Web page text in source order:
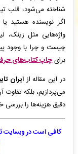
م ستاری : سفارش خلاصه
ایران تایپیست. شعبه انقلاب
بررسی خواهد شد. -( شنبه ۰۵/۰۵/۱۷ ۱۶:۴۸:۴۳)
یونس امین زاده : سفارش
گردید. -
( شنبه ۰۵/۰۵/۱۷ ۱۶:۴۸:۳۱)
شناخته می‌شود، قلب
اگر نویسنده هستید
واژه‌هایی مثل زینک،
چیست و چرا با وجود
برایچاپ کتاب‌های
در این مقاله ازایران
می‌پردازیم، بلکه
دقیق هزینه‌ها را بررسی
کافی است در وبسایت